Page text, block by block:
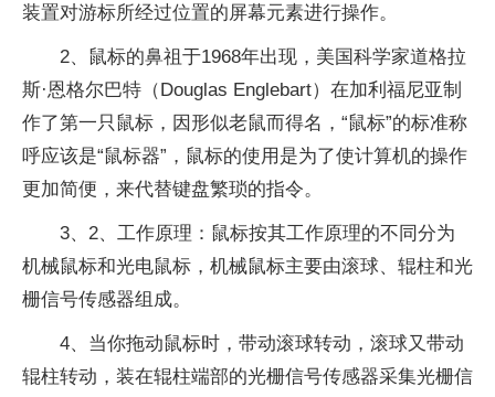
装置对游标所经过位置的屏幕元素进行操作。
2、鼠标的鼻祖于1968年出现，美国科学家道格拉
斯·恩格尔巴特（Douglas Englebart）在加利福尼亚制
作了第一只鼠标，因形似老鼠而得名，“鼠标”的标准称
呼应该是“鼠标器”，鼠标的使用是为了使计算机的操作
更加简便，来代替键盘繁琐的指令。
3、2、工作原理：鼠标按其工作原理的不同分为
机械鼠标和光电鼠标，机械鼠标主要由滚球、辊柱和光
栅信号传感器组成。
4、当你拖动鼠标时，带动滚球转动，滚球又带动
辊柱转动，装在辊柱端部的光栅信号传感器采集光栅信